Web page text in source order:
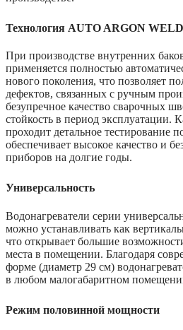
Технология AUTO ARGON
При производстве внутренних
применяется полностью
нового поколения, что позволяет
дефектов, связанных с ручным
безупречное качество сварочных
стойкость в период эксплуатации.
проходит детальное тестирование
обеспечивает высокое качество и
приборов на долгие годы.
Универсальность
Водонагреватели серии
можно устанавливать как
что открывает большие
места в помещении. Благодаря
форме (диаметр 29 см)
в любом малогабаритном
Режим половинной мощности